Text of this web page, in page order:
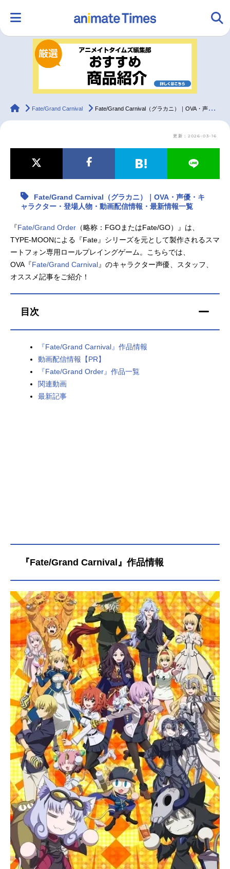
ランキング アニメ
ラジオ みんなの声
最新記事一覧
アニメ記事一覧 声優記事一覧
アニメ映画一覧 実写化映画一覧
春アニメ 夏アニメ
秋アニメ
FOLLOW US
animateTimes
Fate/Grand Carnival Fate/Grand Carnival（グラカニ）｜OVA・声優・キャラクター・登場人物・動画配信情報・最新情報一覧
更新：2026-03-16
Fate/Grand Carnival（グラカニ）｜OVA・声優・キ
ャラクター・登場人物・動画配信情報・最新情報一覧
『Fate/Grand Order （略称：FGOまたはFate/GO）』は、
TYPE-MOONによる『Fate』シリーズを元として製作されるスマ
ートフォン専用ロールプレイングゲーム。こちらでは、
OVA『Fate/Grand Carnival』のキャラクター声優、スタッフ、
オススメ記事をご紹介！
目次
『Fate/Grand Carnival』作品情報
動画配信情報【PR】
『Fate/Grand Order』作品一覧
関連動画
最新記事
『Fate/Grand Carnival』作品情報